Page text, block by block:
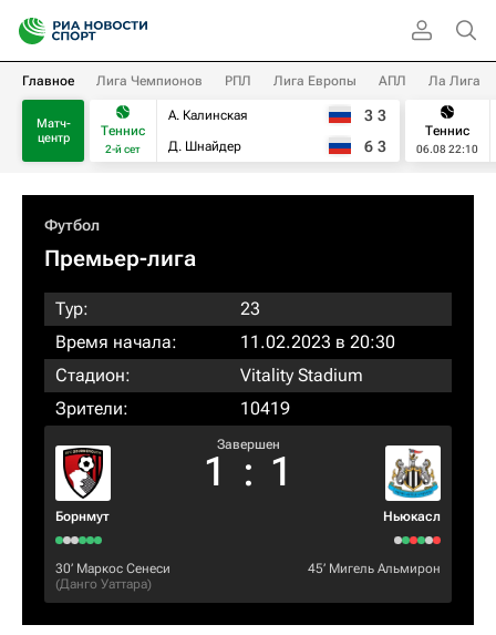
Главное Лига Чемпионов РПЛ Лига Европы АПЛ Ла Лига
Матч-
центр
Теннис
2-й сет
А. Калинская
Д. Шнайдер
3 3
6 3
Теннис
06.08 22:10
Футбол
Премьер-лига
Тур:
23
Время начала:
11.02.2023 в 20:30
Стадион:
Vitality Stadium
Зрители:
10419
Борнмут
Завершен
1 : 1
Ньюкасл
30‎’‎ Маркос Сенеси
(Данго Уаттара)
45‎’‎ Мигель Альмирон